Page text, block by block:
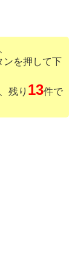
ンを押して下
残り 13件で